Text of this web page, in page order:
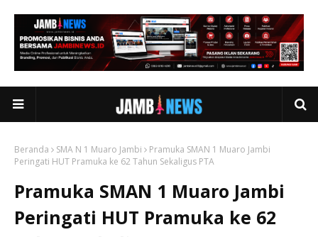
Beranda SMA N 1 Muaro Jambi
Pramuka SMAN 1 Muaro Jambi
Peringati HUT Pramuka ke 62 Tahun Sekaligus PTA
Pramuka SMAN 1 Muaro Jambi
Peringati HUT Pramuka ke 62